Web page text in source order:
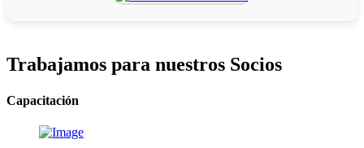
Trabajamos para nuestros Socios
Capacitación